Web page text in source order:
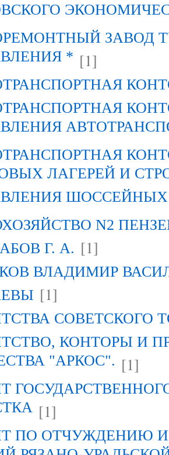
ЗАВОД
* [1]
ЛАГЕРЕЙ И
N2
Г. А. [1]
ВЛАДИМИР
[1]
СОВЕТСКОГО
КОНТОРЫ И
"АРКОС". [1]
[1]
ПО ОТЧУЖДЕНИЮ